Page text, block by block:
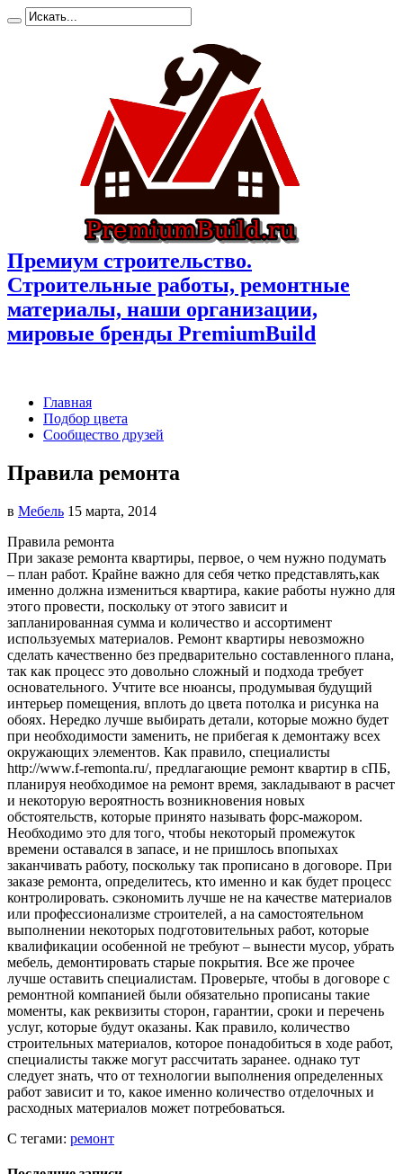
Премиум cтроительство.
Cтроительные работы, ремонтные
материалы, наши организации,
мировые бренды PremiumBuild
Главная
Подбор цвета
Сообщество друзей
Правила ремонта
в Мебель 15 марта, 2014
Правила ремонта
При заказе ремонта квартиры, первое, о чем нужно подумать
– план работ. Крайне важно для себя четко представлять,как
именно должна измениться квартира, какие работы нужно для
этого провести, поскольку от этого зависит и
запланированная сумма и количество и ассортимент
используемых материалов. Ремонт квартиры невозможно
сделать качественно без предварительно составленного плана,
так как процесс это довольно сложный и подхода требует
основательного. Учтите все нюансы, продумывая будущий
интерьер помещения, вплоть до цвета потолка и рисунка на
обоях. Нередко лучше выбирать детали, которые можно будет
при необходимости заменить, не прибегая к демонтажу всех
окружающих элементов. Как правило, специалисты
http://www.f-remonta.ru/, предлагающие ремонт квартир в сПБ,
планируя необходимое на ремонт время, закладывают в расчет
и некоторую вероятность возникновения новых
обстоятельств, которые принято называть форс-мажором.
Необходимо это для того, чтобы некоторый промежуток
времени оставался в запасе, и не пришлось впопыхах
заканчивать работу, поскольку так прописано в договоре. При
заказе ремонта, определитесь, кто именно и как будет процесс
контролировать. сэкономить лучше не на качестве материалов
или профессионализме строителей, а на самостоятельном
выполнении некоторых подготовительных работ, которые
квалификации особенной не требуют – вынести мусор, убрать
мебель, демонтировать старые покрытия. Все же прочее
лучше оставить специалистам. Проверьте, чтобы в договоре с
ремонтной компанией были обязательно прописаны такие
моменты, как реквизиты сторон, гарантии, сроки и перечень
услуг, которые будут оказаны. Как правило, количество
строительных материалов, которое понадобиться в ходе работ,
специалисты также могут рассчитать заранее. однако тут
следует знать, что от технологии выполнения определенных
работ зависит и то, какое именно количество отделочных и
расходных материалов может потребоваться.
С тегами: ремонт